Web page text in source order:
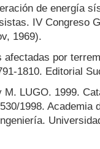
de energía
IV Congreso
1969).
afectadas por
1810. Editorial
M. LUGO. 1999.
1998.